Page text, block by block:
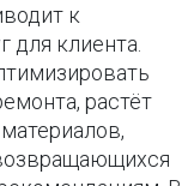
к
для клиента.
растёт